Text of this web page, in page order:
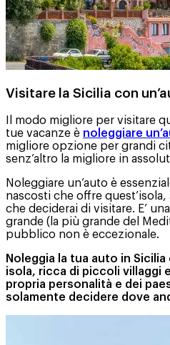
Visitare la Sicilia con
Il modo migliore per visitare
tue vacanze è noleggiare
migliore opzione per grandi
senz’altro la migliore in
Noleggiare un’auto è
nascosti che offre
che deciderai di visitare. E’
grande (la più grande del
pubblico non è eccezionale.
Noleggia la tua auto in
isola, ricca di piccoli villaggi
propria personalità e dei
solamente decidere dove